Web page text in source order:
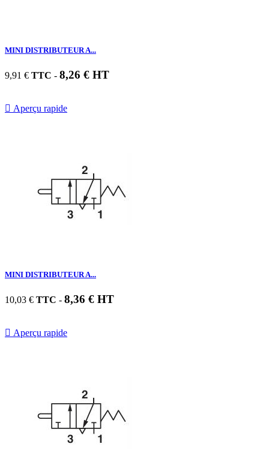
MINI DISTRIBUTEUR A...
9,91 € TTC - 8,26 € HT
 Aperçu rapide
MINI DISTRIBUTEUR A...
10,03 € TTC - 8,36 € HT
 Aperçu rapide